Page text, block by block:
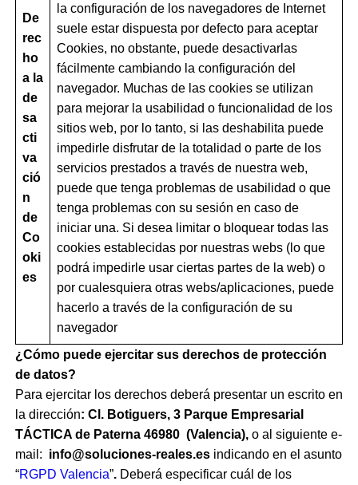
De
rec
ho
a la
de
sa
cti
va
ció
n
de
Co
oki
es
la configuración de los navegadores de Internet
suele estar dispuesta por defecto para aceptar
Cookies, no obstante, puede desactivarlas
fácilmente cambiando la configuración del
navegador. Muchas de las cookies se utilizan
para mejorar la usabilidad o funcionalidad de los
sitios web, por lo tanto, si las deshabilita puede
impedirle disfrutar de la totalidad o parte de los
servicios prestados a través de nuestra web,
puede que tenga problemas de usabilidad o que
tenga problemas con su sesión en caso de
iniciar una. Si desea limitar o bloquear todas las
cookies establecidas por nuestras webs (lo que
podrá impedirle usar ciertas partes de la web) o
por cualesquiera otras webs/aplicaciones, puede
hacerlo a través de la configuración de su
navegador
¿Cómo puede ejercitar sus derechos de protección
de datos?
Para ejercitar los derechos deberá presentar un escrito en
la dirección: Cl. Botiguers, 3 Parque Empresarial
TÁCTICAde Paterna 46980(Valencia), o al siguiente e-
mail: info@soluciones-reales.es indicando en el asunto
“RGPD Valencia”. Deberá especificar cuál de los